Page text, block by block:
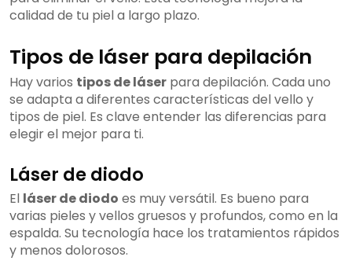
calidad de tu piel a largo plazo.
Tipos de láser para depilación
Hay varios tipos de láser para depilación. Cada uno
se adapta a diferentes características del vello y
tipos de piel. Es clave entender las diferencias para
elegir el mejor para ti.
Láser de diodo
El láser de diodo es muy versátil. Es bueno para
varias pieles y vellos gruesos y profundos, como en la
espalda. Su tecnología hace los tratamientos rápidos
y menos dolorosos.